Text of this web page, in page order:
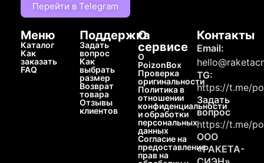
Перейти в Telegram
Меню
Каталог
Как
заказать
FAQ
Поддержка
Задать
вопрос
Как
выбрать
размер
Возврат
товара
Отзывы
клиентов
О
сервисе
О
PoizonBox
Проверка
оригинальности
Политика в
отношении
конфиденциальности
и обработки
персональных
данных
Согласие на
предоставление
прав на
Контакты
Email:
TG:
https://t.me/
Задать
вопрос
https://t.me/
ООО
«РАКЕТА-